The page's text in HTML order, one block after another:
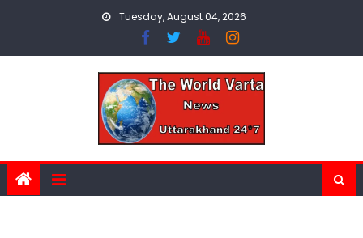
Tuesday, August 04, 2026